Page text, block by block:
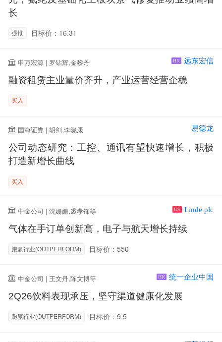
长
强推 目标价：16.31
申万宏源 | 罗钻辉,金黎丹 HK 远东宏信
融资租赁主业量价齐升，产业运营经营企稳
买入
国海证券 | 胡剑,李晓康 易德龙
公司动态研究：工控、通讯有望快速增长，积极
打造新增长曲线
买入
中金公司 | 沈姗姗,裘孝锋等 US Linde plc
气体在手订单创新高，电子与航天增长持续
跑赢行业(OUTPERFORM) 目标价：550
中金公司 | 王文丹,陈文博等 HK 统一企业中国
2Q26饮料表现承压，坚守渠道健康化发展
跑赢行业(OUTPERFORM) 目标价：9.5